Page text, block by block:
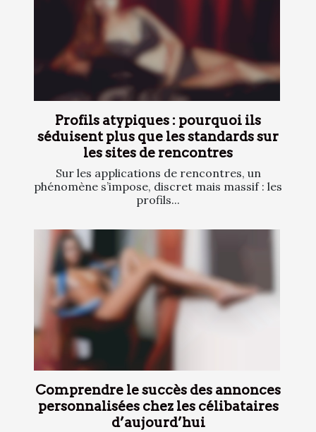
Profils atypiques : pourquoi ils
séduisent plus que les standards sur
les sites de rencontres
Sur les applications de rencontres, un
phénomène s’impose, discret mais massif : les
profils...
Comprendre le succès des annonces
personnalisées chez les célibataires
d’aujourd’hui